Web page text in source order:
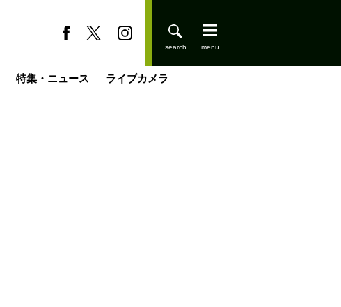
特集・ニュース ライブカメラ